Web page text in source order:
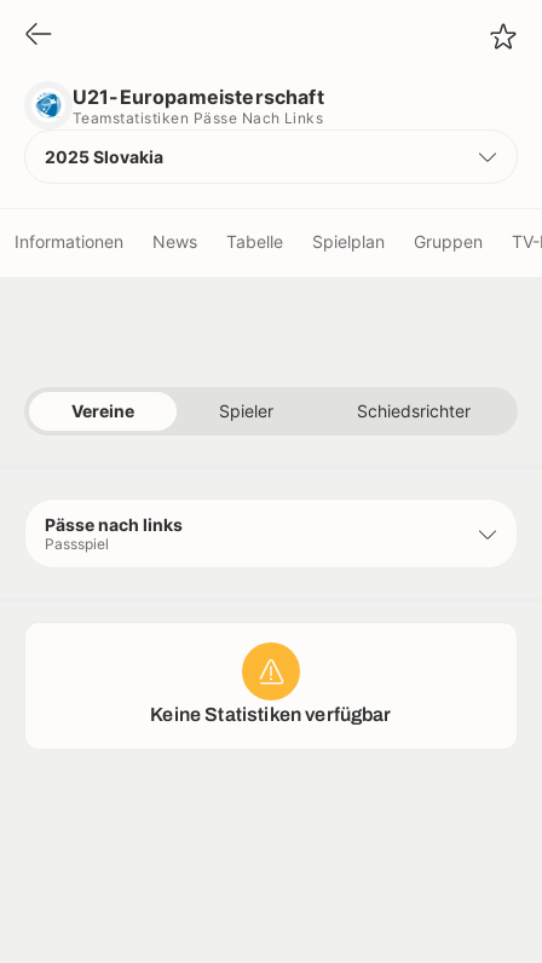
U21-Europameisterschaft
Teamstatistiken Pässe Nach Links
2025 Slovakia
Informationen News Tabelle Spielplan Gruppen
Vereine Spieler Schiedsrichter
Pässe nach links
Passspiel
Keine Statistiken verfügbar